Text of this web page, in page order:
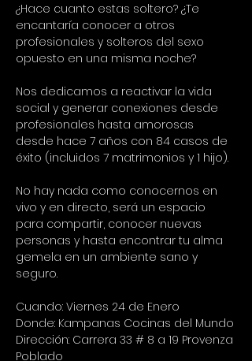
¿Hace cuanto estas soltero? ¿Te
encantaría conocer a otros
profesionales y solteros del sexo
opuesto en una misma noche?
Nos dedicamos a reactivar la vida
social y generar conexiones desde
profesionales hasta amorosas
desde hace 7 años con 84 casos de
éxito (incluidos 7 matrimonios y 1 hijo).
No hay nada como conocernos en
vivo y en directo, será un espacio
para compartir, conocer nuevas
personas y hasta encontrar tu alma
gemela en un ambiente sano y
seguro.
Cuando: Viernes 24 de Enero
Donde: Kampanas Cocinas del Mundo
Dirección: Carrera 33 # 8 a 19 Provenza
Poblado